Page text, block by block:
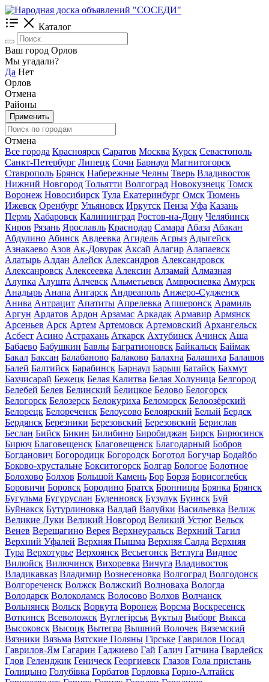
Каталог
Ваш город Орлов
Мы угадали?
Да Нет
Орлов
Отмена
Районы
Применить
Отмена
Все города Красноярск Саратов Москва Курск Севастополь
Санкт-Петербург Липецк Сочи Барнаул Магнитогорск
Ставрополь Брянск Набережные Челны Тверь Владивосток
Нижний Новгород Тольятти Волгоград Новокузнецк Томск
Воронеж Новосибирск Тула Екатеринбург Омск Тюмень
Ижевск Оренбург Ульяновск Иркутск Пенза Уфа Казань
Пермь Хабаровск Калининград Ростов-на-Дону Челябинск
Киров Рязань Ярославль Краснодар Самара Абаза Абакан
Абдулино Абинск Авдеевка Агидель Агрыз Адыгейск
Азнакаево Азов Ак-Довурак Аксай Алагир Алапаевск
Алатырь Алдан Алейск Александров Александровск
Алексанровск Алексеевка Алексин Алзамай Алмазная
Алупка Алушта Алчевск Альметьевск Амвросиевка Амурск
Анадырь Анапа Ангарск Андреаполь Анжеро-Судженск
Анива Антрацит Апатиты Апрелевка Апшеронск Арамиль
Аргун Ардатов Ардон Арзамас Аркадак Армавир Армянск
Арсеньев Арск Артем Артемовск Артемовский Архангельск
Асбест Асино Астрахань Аткарск Ахтубинск Ачинск Аша
Бабаево Бабушкин Бавлы Багратионовск Байкальск Баймак
Бакал Баксан Балабаново Балаково Балахна Балашиха Балашов
Балей Балтийск Барабинск Барнаул Барыш Батайск Бахмут
Бахчисарай Бежецк Белая Калитва Белая Холуница Белгород
Белебей Белев Белинский Белицкое Белово Белогорск
Белогорск Белозерск Белокуриха Беломорск Белоозёрский
Белорецк Белореченск Белоусово Белоярский Белый Бердск
Бердянск Березники Березовский Березовский Берислав
Беслан Бийск Бикин Билибино Биробиджан Бирск Бирюсинск
Бирюч Благовещенск Благовещенск Благодарный Бобров
Богданович Богородицк Богородск Боготол Богучар Бодайбо
Боково-хрустальне Бокситогорск Болгар Бологое Болотное
Болохово Болхов Большой Камень Бор Борзя Борисоглебск
Боровичи Боровск Бородино Братск Бронницы Брянка Брянск
Бугульма Бугуруслан Буденновск Бузулук Буинск Буй
Буйнакск Бутурлиновка Валдай Валуйки Васильевка Велиж
Великие Луки Великий Новгород Великий Устюг Вельск
Венев Верещагино Верея Верхнеуральск Верхний Тагил
Верхний Уфалей Верхняя Пышма Верхняя Салда Верхняя
Тура Верхотурье Верхоянск Весьегонск Ветлуга Видное
Вилюйск Вилючинск Вихоревка Вичуга Владивосток
Владикавказ Владимир Вознесеновка Волгоград Волгодонск
Волгореченск Волжск Волжский Волноваха Вологда
Володарск Волоколамск Волосово Волхов Волчанск
Вольнянск Вольск Воркута Воронеж Ворсма Воскресенск
Воткинск Всеволожск Вуглегірськ Вуктыл Выборг Выкса
Высоковск Высоцк Вытегра Вышний Волочек Вяземский
Вязники Вязьма Вятские Поляны Гірське Гаврилов Посад
Гаврилов-Ям Гагарин Гаджиево Гай Галич Гатчина Гвардейск
Гдов Геленджик Геническ Георгиевск Глазов Гола пристань
Голицыно Голубівка Горбатов Горловка Горно-Алтайск